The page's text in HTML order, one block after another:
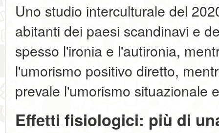
Uno studio interculturale del
abitanti dei paesi scandinavi e
spesso l'ironia e l'autironia,
l'umorismo positivo diretto,
prevale l'umorismo situazionale
Effetti fisiologici: più di